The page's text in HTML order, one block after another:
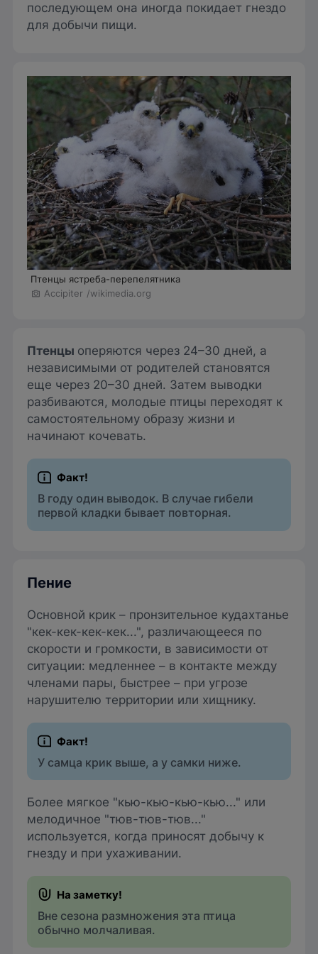
последующем она иногда покидает гнездо
для добычи пищи.
Птенцы ястреба-перепелятника
Accipiter /wikimedia.org
Птенцы оперяются через 24–30 дней, а
независимыми от родителей становятся
еще через 20–30 дней. Затем выводки
разбиваются, молодые птицы переходят к
самостоятельному образу жизни и
начинают кочевать.
В году один выводок. В случае гибели
первой кладки бывает повторная.
Пение
Основной крик – пронзительное кудахтанье
"кек-кек-кек-кек...", различающееся по
скорости и громкости, в зависимости от
ситуации: медленнее – в контакте между
членами пары, быстрее – при угрозе
нарушителю территории или хищнику.
У самца крик выше, а у самки ниже.
Более мягкое "кью-кью-кью-кью..." или
мелодичное "тюв-тюв-тюв..."
используется, когда приносят добычу к
гнезду и при ухаживании.
Вне сезона размножения эта птица
обычно молчаливая.